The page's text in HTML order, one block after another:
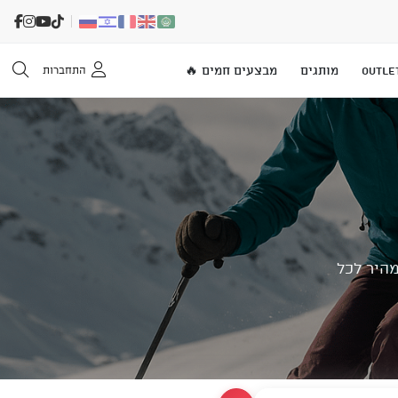
מותגים מבצעים חמים 🔥 התחברות
לכל